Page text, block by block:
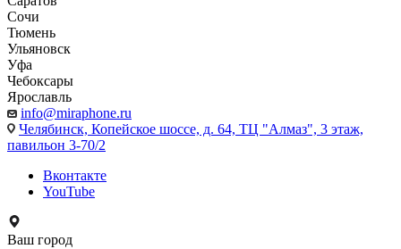
Сочи
Тюмень
Ульяновск
Уфа
Чебоксары
Ярославль
info@miraphone.ru
Челябинск, Копейское шоссе, д. 64, ТЦ "Алмаз", 3 этаж,
павильон 3-70/2
Вконтакте
YouTube
Ваш город